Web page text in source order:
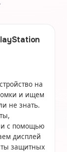
на
и ищем
не знать.
и с помощью
дисплей
защитных